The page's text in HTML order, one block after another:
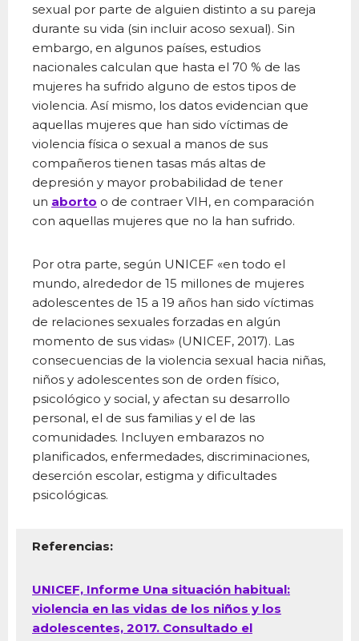
sexual por parte de alguien distinto a su pareja
durante su vida (sin incluir acoso sexual). Sin
embargo, en algunos países, estudios
nacionales calculan que hasta el 70 % de las
mujeres ha sufrido alguno de estos tipos de
violencia. Así mismo, los datos evidencian que
aquellas mujeres que han sido víctimas de
violencia física o sexual a manos de sus
compañeros tienen tasas más altas de
depresión y mayor probabilidad de tener
un aborto o de contraer VIH, en comparación
con aquellas mujeres que no la han sufrido.
Por otra parte, según UNICEF «en todo el
mundo, alrededor de 15 millones de mujeres
adolescentes de 15 a 19 años han sido víctimas
de relaciones sexuales forzadas en algún
momento de sus vidas» (UNICEF, 2017). Las
consecuencias de la violencia sexual hacia niñas,
niños y adolescentes son de orden físico,
psicológico y social, y afectan su desarrollo
personal, el de sus familias y el de las
comunidades. Incluyen embarazos no
planificados, enfermedades, discriminaciones,
deserción escolar, estigma y dificultades
psicológicas.
Referencias:
UNICEF, Informe Una situación habitual:
violencia en las vidas de los niños y los
adolescentes, 2017. Consultado el